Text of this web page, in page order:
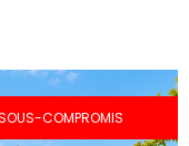
COMPROMIS